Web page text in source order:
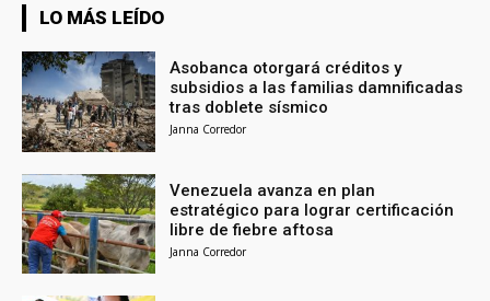
LO MÁS LEÍDO
Asobanca otorgará créditos y
subsidios a las familias damnificadas
tras doblete sísmico
Janna Corredor
Venezuela avanza en plan
estratégico para lograr certificación
libre de fiebre aftosa
Janna Corredor